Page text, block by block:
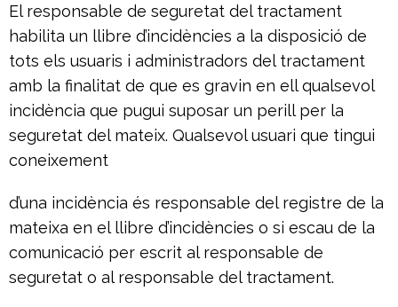
El responsable de seguretat del tractament
habilita un llibre d’incidències a la disposició de
tots els usuaris i administradors del tractament
amb la finalitat de que es gravin en ell qualsevol
incidència que pugui suposar un perill per la
seguretat del mateix. Qualsevol usuari que tingui
coneixement
d’una incidència és responsable del registre de la
mateixa en el llibre d’incidències o si escau de la
comunicació per escrit al responsable de
seguretat o al responsable del tractament.